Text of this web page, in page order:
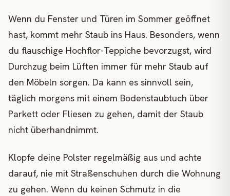
Wenn du Fenster und Türen im Sommer geöffnet
hast, kommt mehr Staub ins Haus. Besonders, wenn
du flauschige Hochflor-Teppiche bevorzugst, wird
Durchzug beim Lüften immer für mehr Staub auf
den Möbeln sorgen. Da kann es sinnvoll sein,
täglich morgens mit einem Bodenstaubtuch über
Parkett oder Fliesen zu gehen, damit der Staub
nicht überhandnimmt.
Klopfe deine Polster regelmäßig aus und achte
darauf, nie mit Straßenschuhen durch die Wohnung
zu gehen. Wenn du keinen Schmutz in die